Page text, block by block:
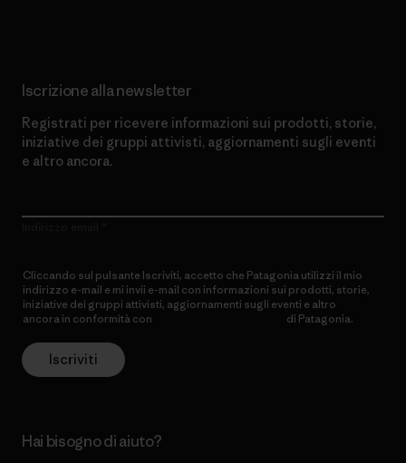
Iscrizione alla newsletter
Registrati per ricevere informazioni sui prodotti, storie,
iniziative dei gruppi attivisti, aggiornamenti sugli eventi
e altro ancora.
Cliccando sul pulsante Iscriviti, accetto che Patagonia utilizzi il mio
indirizzo e-mail e mi invii e-mail con informazioni sui prodotti, storie,
iniziative dei gruppi attivisti, aggiornamenti sugli eventi e altro
ancora in conformità con
di Patagonia.
Iscriviti
Hai bisogno di aiuto?